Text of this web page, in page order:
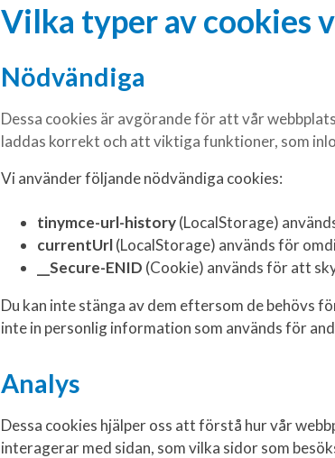
Vilka typer av cookies
Nödvändiga
Dessa cookies är avgörande för att vår
laddas korrekt och att viktiga funktioner, som
Vi använder följande nödvändiga cookies:
tinymce-url-history(LocalStorage)
currentUrl(LocalStorage) används för
__Secure-ENID (Cookie) används för att
Du kan inte stänga av dem eftersom de behövs
inte in personlig information som används för
Analys
Dessa cookies hjälper oss att förstå hur vår
interagerar med sidan, som vilka sidor som